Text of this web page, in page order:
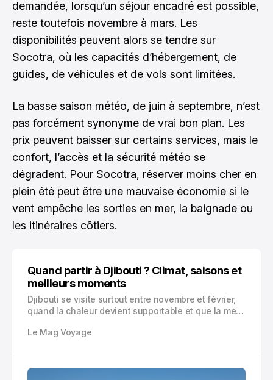
demandée, lorsqu’un séjour encadré est possible,
reste toutefois novembre à mars. Les
disponibilités peuvent alors se tendre sur
Socotra, où les capacités d’hébergement, de
guides, de véhicules et de vols sont limitées.
La basse saison météo, de juin à septembre, n’est
pas forcément synonyme de vrai bon plan. Les
prix peuvent baisser sur certains services, mais le
confort, l’accès et la sécurité météo se
dégradent. Pour Socotra, réserver moins cher en
plein été peut être une mauvaise économie si le
vent empêche les sorties en mer, la baignade ou
les itinéraires côtiers.
Quand partir à Djibouti ? Climat, saisons et
meilleurs moments
Djibouti se visite surtout entre novembre et février,
quand la chaleur devient supportable et que la mer
vos dates selon météo, régions, activités, budget et
Le Mag Voyage